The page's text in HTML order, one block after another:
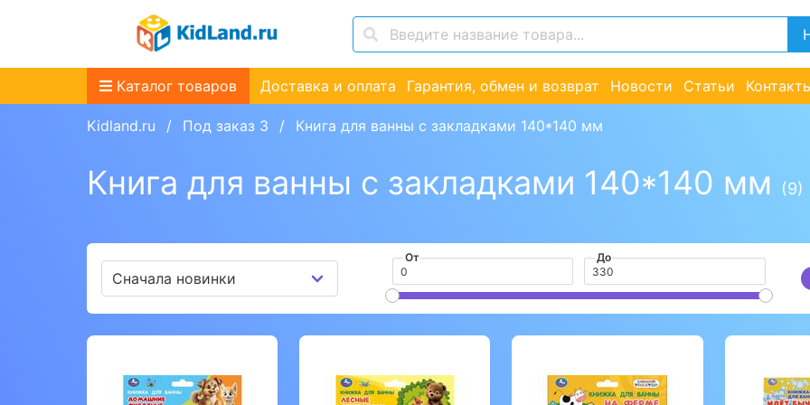
Каталог товаров Доставка и оплата Гарантия, обмен и возврат Новости Статьи
Kidland.ru Под заказ 3 Книга для ванны с закладками 140*140 мм
Книга для ванны с закладками 140*140 мм (9)
От До